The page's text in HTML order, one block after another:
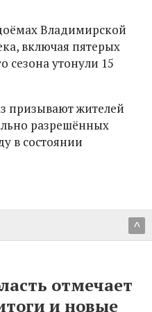
Владимирской
включая пятерых
сезона утонули 15
призывают жителей
разрешённых
в состоянии
^
отмечает
и новые